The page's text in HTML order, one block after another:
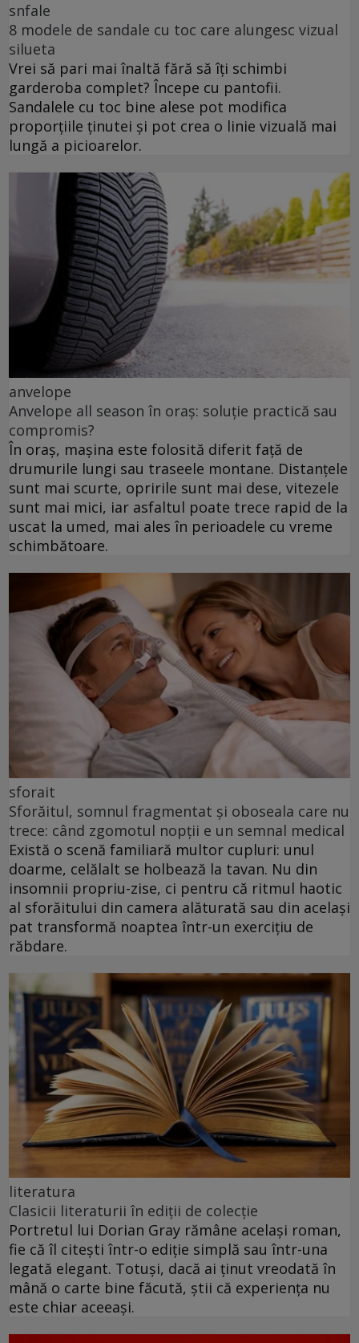
snfale
8 modele de sandale cu toc care alungesc vizual
silueta
Vrei să pari mai înaltă fără să îți schimbi
garderoba complet? Începe cu pantofii.
Sandalele cu toc bine alese pot modifica
proporțiile ținutei și pot crea o linie vizuală mai
lungă a picioarelor.
anvelope
Anvelope all season în oraș: soluție practică sau
compromis?
În oraș, mașina este folosită diferit față de
drumurile lungi sau traseele montane. Distanțele
sunt mai scurte, opririle sunt mai dese, vitezele
sunt mai mici, iar asfaltul poate trece rapid de la
uscat la umed, mai ales în perioadele cu vreme
schimbătoare.
sforait
Sforăitul, somnul fragmentat și oboseala care nu
trece: când zgomotul nopții e un semnal medical
Există o scenă familiară multor cupluri: unul
doarme, celălalt se holbează la tavan. Nu din
insomnii propriu-zise, ci pentru că ritmul haotic
al sforăitului din camera alăturată sau din același
pat transformă noaptea într-un exercițiu de
răbdare.
literatura
Clasicii literaturii în ediții de colecție
Portretul lui Dorian Gray rămâne același roman,
fie că îl citești într-o ediție simplă sau într-una
legată elegant. Totuși, dacă ai ținut vreodată în
mână o carte bine făcută, știi că experiența nu
este chiar aceeași.